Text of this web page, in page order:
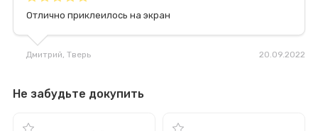
Отлично приклеилось на экран
Дмитрий, Тверь 20.09.2022
Не забудьте докупить